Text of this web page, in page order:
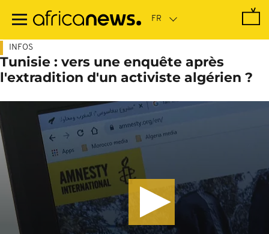
contenu
INFOS
Tunisie : vers une enquête après
l'extradition d'un activiste algérien ?